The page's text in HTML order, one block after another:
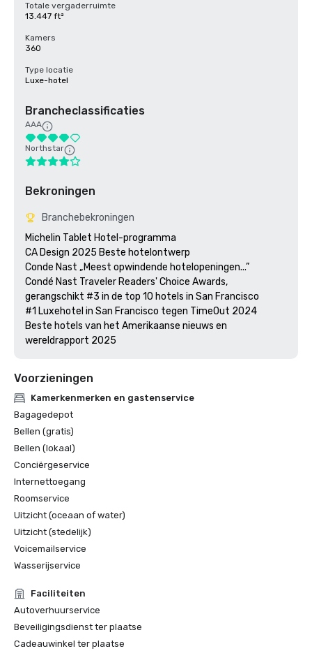
Totale vergaderruimte
13.447 ft²
Kamers
360
Type locatie
Luxe-hotel
Brancheclassificaties
AAA
Northstar
Bekroningen
Branchebekroningen
Michelin Tablet Hotel-programma
CA Design 2025 Beste hotelontwerp
Conde Nast „Meest opwindende hotelopeningen...”
Condé Nast Traveler Readers' Choice Awards,
gerangschikt #3 in de top 10 hotels in San Francisco
#1 Luxehotel in San Francisco tegen TimeOut 2024
Beste hotels van het Amerikaanse nieuws en
Voorzieningen
Kamerkenmerken en gastenservice
Bagagedepot
Bellen (gratis)
Bellen (lokaal)
Conciërgeservice
Internettoegang
Roomservice
Uitzicht (oceaan of water)
Uitzicht (stedelijk)
Voicemailservice
Wasserijservice
Faciliteiten
Autoverhuurservice
Beveiligingsdienst ter plaatse
Cadeauwinkel ter plaatse